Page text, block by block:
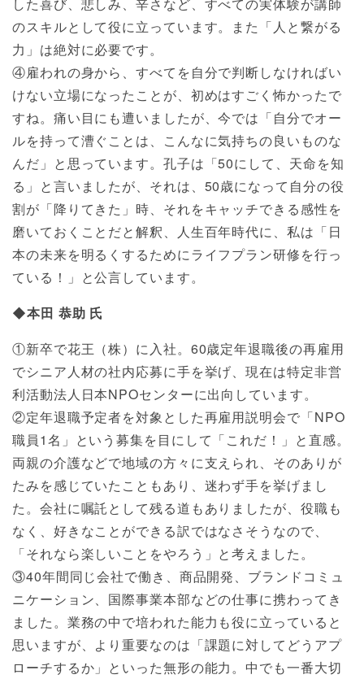
のスキルとして役に立っています。また「人と繋がる
力」は絶対に必要です。
④雇われの身から、すべてを自分で判断しなければい
けない立場になったことが、初めはすごく怖かったで
すね。痛い目にも遭いましたが、今では「自分でオー
ルを持って漕ぐことは、こんなに気持ちの良いものな
んだ」と思っています。孔子は「50にして、天命を知
る」と言いましたが、それは、50歳になって自分の役
割が「降りてきた」時、それをキャッチできる感性を
磨いておくことだと解釈、人生百年時代に、私は「日
本の未来を明るくするためにライフプラン研修を行っ
ている！」と公言しています。
◆本田 恭助 氏
①新卒で花王（株）に入社。60歳定年退職後の再雇用
でシニア人材の社内応募に手を挙げ、現在は特定非営
利活動法人日本NPOセンターに出向しています。
②定年退職予定者を対象とした再雇用説明会で「NPO
職員1名」という募集を目にして「これだ！」と直感。
両親の介護などで地域の方々に支えられ、そのありが
たみを感じていたこともあり、迷わず手を挙げまし
た。会社に嘱託として残る道もありましたが、役職も
なく、好きなことができる訳ではなさそうなので、
「それなら楽しいことをやろう」と考えました。
③40年間同じ会社で働き、商品開発、ブランドコミュ
ニケーション、国際事業本部などの仕事に携わってき
ました。業務の中で培われた能力も役に立っていると
思いますが、より重要なのは「課題に対してどうアプ
ローチするか」といった無形の能力。中でも一番大切